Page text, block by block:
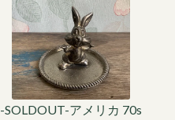
-SOLDOUT-アメリカ 70s